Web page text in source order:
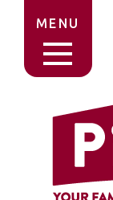
MENU